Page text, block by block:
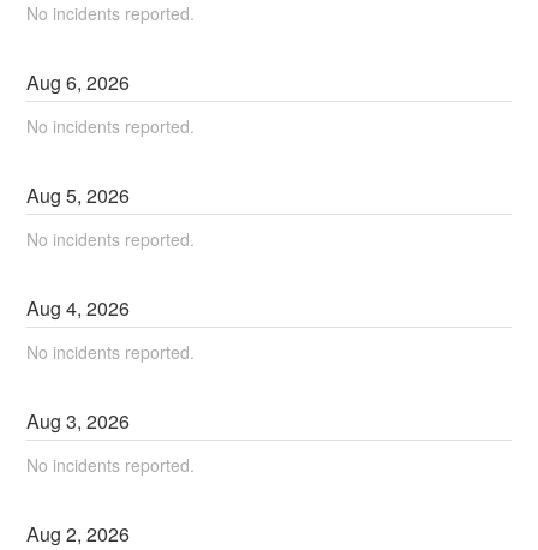
No incidents reported.
Aug6,2026
No incidents reported.
Aug5,2026
No incidents reported.
Aug4,2026
No incidents reported.
Aug3,2026
No incidents reported.
Aug2,2026